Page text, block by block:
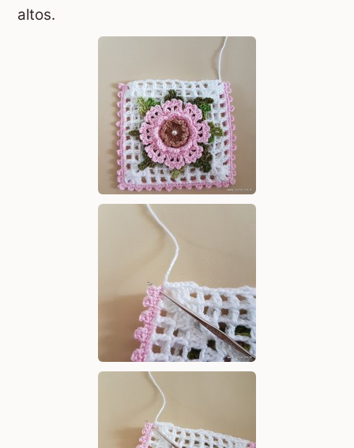
altos.